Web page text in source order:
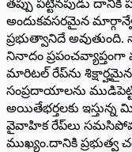
తప్పు పట్టినపుడు
అందుకవసరమైన
ప్రభుత్వానిదే
నినాదం
మారిటల్‌ రేప్‌ను
సంప్రదాయాలను
అయితేభర్తలకు
వైవాహిక రేప్‌లు
ముఖ్యం.దానికి ప్రభుత్వ